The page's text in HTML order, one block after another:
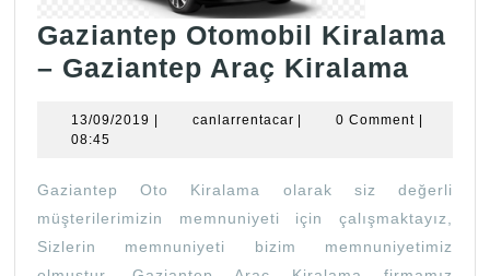
Gaziantep Otomobil Kiralama
– Gaziantep Araç Kiralama
Araç
13/09/2019 13/09/2019canlarrentacarcanlarrentacar
0 Comment
08:45
Gaziantep Oto Kiralama olarak siz değerli
müşterilerimizin memnuniyeti için çalışmaktayız,
Sizlerin memnuniyeti bizim memnuniyetimiz